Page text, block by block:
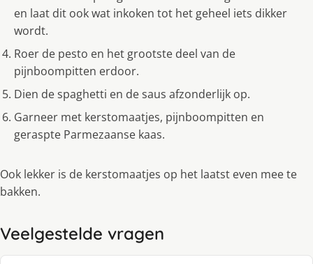
en laat dit ook wat inkoken tot het geheel iets dikker
wordt.
Roer de pesto en het grootste deel van de
pijnboompitten erdoor.
Dien de spaghetti en de saus afzonderlijk op.
Garneer met kerstomaatjes, pijnboompitten en
geraspte Parmezaanse kaas.
Ook lekker is de kerstomaatjes op het laatst even mee te
bakken.
Veelgestelde vragen